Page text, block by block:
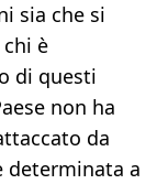
sia che si
è
di questi
non ha
da
determinata a